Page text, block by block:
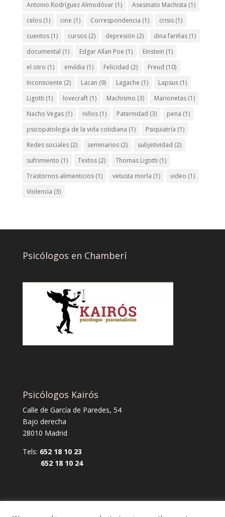
Antonio Rodríguez Almodóvar(1) Asesinato Machista (1)
celos(1) cine (1) Correspondencia (1) crisis(1)
cuentos(1) cursos(2) depresión (2) dina fariñas(1)
documental (1) Edgar Allan Poe (1) Einstein (1)
el otro (1) envídia (1) Felicidad (2) Freud (10)
Inconsciente (2) Lacan (9) Lagache (1) Lapsus(1)
Ligotti (1) lovecraft(1) Machismo (3) Marionetas(1)
Nacho Vegas(1) niños(1) Paternidad (3) pena (1)
psicopatología de la vida cotidiana (1) Psiquiatría (1)
Redes sociales(2) seminarios(2) subjetividad (2)
sufrimiento (1) Textos(2) Thomas Ligotti (1)
Trastornos alimenticios(1) vetusta morla (1) video (1)
Violencia (3)
Psicólogos en Chamberí
Psicólogos Kairós
Calle de García de Paredes, 54
Bajo derecha
28010 Madrid
Tels: 652 18 10 23
652 18 10 24